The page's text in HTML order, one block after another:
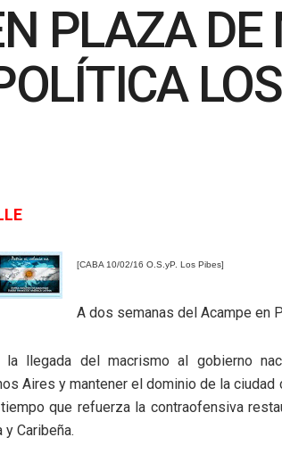
PLAZA DE
[CABA 10/02/16 O.S.yP. Los Pibes]
A dos semanas del Acampe en
llegada del macrismo al gobierno
Aires y mantener el dominio de la ciudad
que refuerza la contraofensiva
Caribeña.